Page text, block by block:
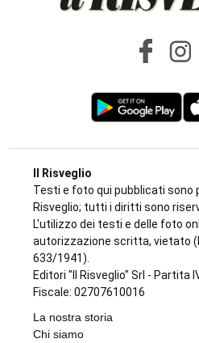
Il Risveglio
Testi e foto qui pubblicati sono
Risveglio; tutti i diritti sono
L'utilizzo dei testi e delle foto
autorizzazione scritta, vietato
633/1941).
Editori "Il Risveglio" Srl - Partita
Fiscale: 02707610016
La nostra storia
Chi siamo